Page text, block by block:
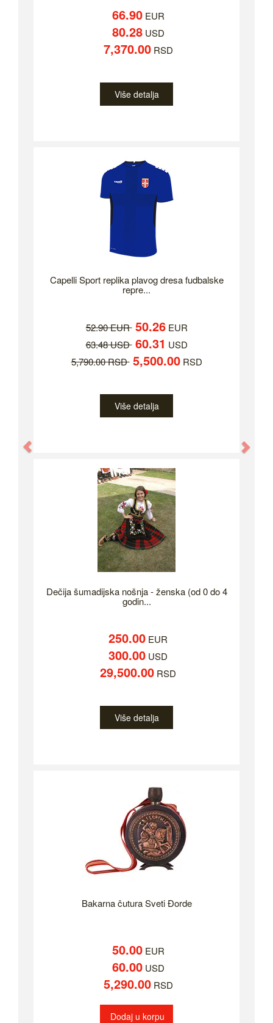
66.90EUR
80.28USD
7,370.00RSD
Više detalja
Capelli Sport replika plavog dresa fudbalske
repre...
52.90 EUR 50.26EUR
63.48 USD 60.31 USD
5,790.00 RSD 5,500.00RSD
Više detalja
Dečija šumadijska nošnja - ženska (od 0 do 4
godin...
250.00 EUR
300.00 USD
29,500.00 RSD
Više detalja
Bakarna čutura Sveti Đorde
50.00EUR
60.00USD
5,290.00RSD
Dodaj u korpu